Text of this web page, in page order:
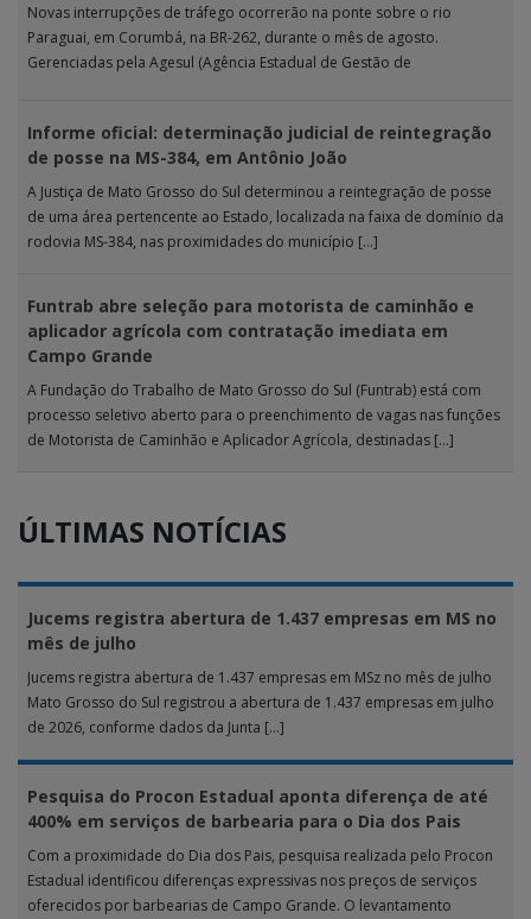
Novas interrupções de tráfego ocorrerão na ponte sobre o rio
Paraguai, em Corumbá, na BR-262, durante o mês de agosto.
Gerenciadas pela Agesul (Agência Estadual de Gestão de
Informe oficial: determinação judicial de reintegração
de posse na MS-384, em Antônio João
A Justiça de Mato Grosso do Sul determinou a reintegração de posse
de uma área pertencente ao Estado, localizada na faixa de domínio da
rodovia MS-384, nas proximidades do município […]
Funtrab abre seleção para motorista de caminhão e
aplicador agrícola com contratação imediata em
Campo Grande
A Fundação do Trabalho de Mato Grosso do Sul (Funtrab) está com
processo seletivo aberto para o preenchimento de vagas nas funções
de Motorista de Caminhão e Aplicador Agrícola, destinadas […]
ÚLTIMAS NOTÍCIAS
Jucems registra abertura de 1.437 empresas em MS no
mês de julho
Jucems registra abertura de 1.437 empresas em MSz no mês de julho
Mato Grosso do Sul registrou a abertura de 1.437 empresas em julho
de 2026, conforme dados da Junta […]
Pesquisa do Procon Estadual aponta diferença de até
400% em serviços de barbearia para o Dia dos Pais
Com a proximidade do Dia dos Pais, pesquisa realizada pelo Procon
Estadual identificou diferenças expressivas nos preços de serviços
oferecidos por barbearias de Campo Grande. O levantamento